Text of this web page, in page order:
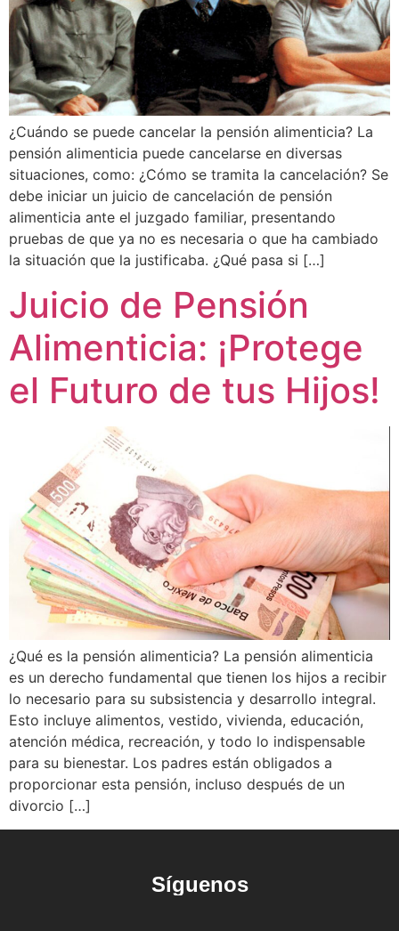
¿Cuándo se puede cancelar la pensión alimenticia? La
pensión alimenticia puede cancelarse en diversas
situaciones, como: ¿Cómo se tramita la cancelación? Se
debe iniciar un juicio de cancelación de pensión
alimenticia ante el juzgado familiar, presentando
pruebas de que ya no es necesaria o que ha cambiado
la situación que la justificaba. ¿Qué pasa si […]
Juicio de Pensión
Alimenticia: ¡Protege
el Futuro de tus Hijos!
¿Qué es la pensión alimenticia? La pensión alimenticia
es un derecho fundamental que tienen los hijos a recibir
lo necesario para su subsistencia y desarrollo integral.
Esto incluye alimentos, vestido, vivienda, educación,
atención médica, recreación, y todo lo indispensable
para su bienestar. Los padres están obligados a
proporcionar esta pensión, incluso después de un
divorcio […]
Síguenos